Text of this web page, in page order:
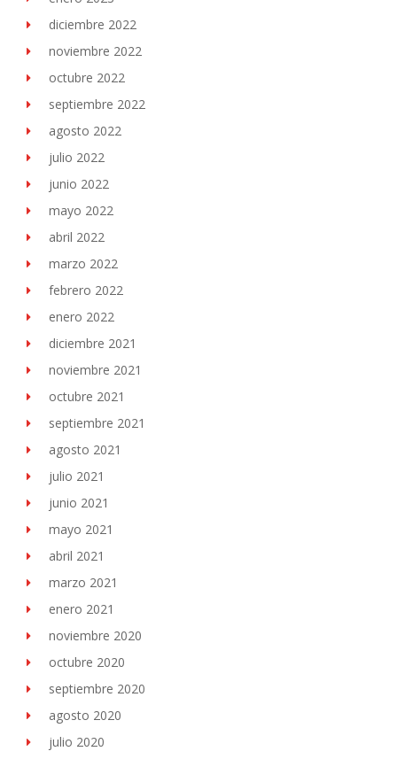
diciembre 2022
noviembre 2022
octubre 2022
septiembre 2022
agosto 2022
julio 2022
junio 2022
mayo 2022
abril 2022
marzo 2022
febrero 2022
enero 2022
diciembre 2021
noviembre 2021
octubre 2021
septiembre 2021
agosto 2021
julio 2021
junio 2021
mayo 2021
abril 2021
marzo 2021
enero 2021
noviembre 2020
octubre 2020
septiembre 2020
agosto 2020
julio 2020